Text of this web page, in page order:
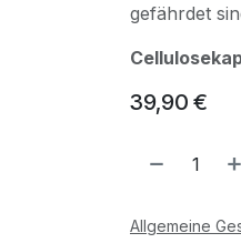
gefährdet
39,90 €
Allgemeine